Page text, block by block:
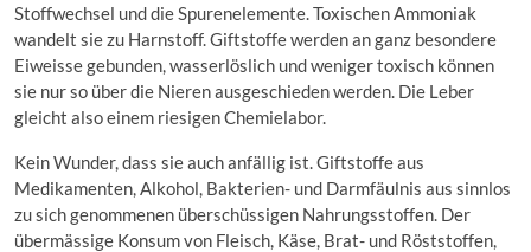
Stoffwechsel und die Spurenelemente. Toxischen Ammoniak
wandelt sie zu Harnstoff. Giftstoffe werden an ganz besondere
Eiweisse gebunden, wasserlöslich und weniger toxisch können
sie nur so über die Nieren ausgeschieden werden. Die Leber
gleicht also einem riesigen Chemielabor.
Kein Wunder, dass sie auch anfällig ist. Giftstoffe aus
Medikamenten, Alkohol, Bakterien- und Darmfäulnis aus sinnlos
zu sich genommenen überschüssigen Nahrungsstoffen. Der
übermässige Konsum von Fleisch, Käse, Brat- und Röststoffen,